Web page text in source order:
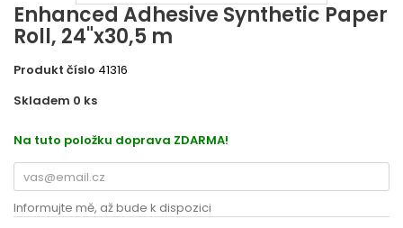
Enhanced Adhesive Synthetic Paper
Roll, 24"x30,5 m
Produkt číslo 41316
Skladem 0 ks
Na tuto položku doprava ZDARMA!
Informujte mě, až bude k dispozici